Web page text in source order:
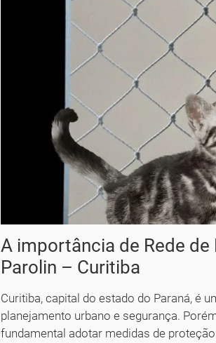
A importância de Rede
Parolin – Curitiba
Curitiba, capital do estado do Paraná, é
planejamento urbano e segurança.
fundamental adotar medidas de